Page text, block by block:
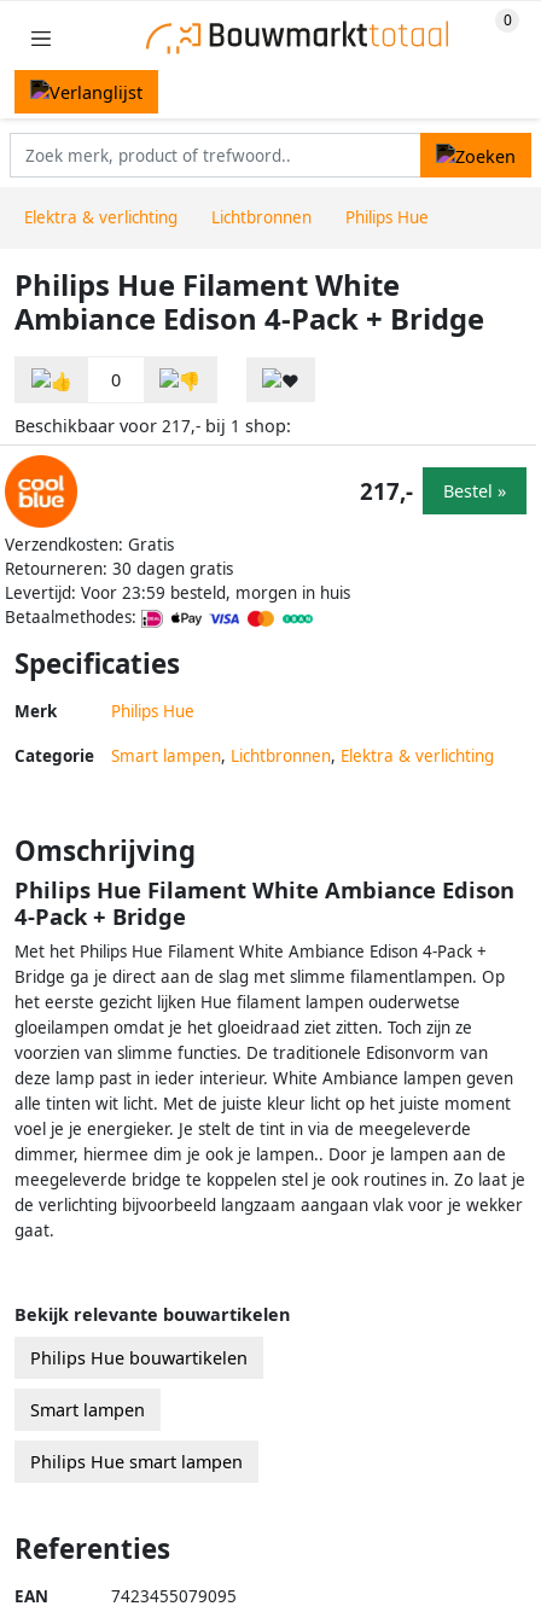
Elektra & verlichting Lichtbronnen Philips Hue
Philips Hue Filament White
Ambiance Edison 4-Pack + Bridge
0
Beschikbaar voor 217,- bij 1 shop:
Verzendkosten: Gratis
Retourneren: 30 dagen gratis
Levertijd: Voor 23:59 besteld, morgen in huis
Betaalmethodes:
217,- Bestel »
Specificaties
Merk Philips Hue
Categorie Smart lampen, Lichtbronnen, Elektra & verlichting
Omschrijving
Philips Hue Filament White Ambiance Edison
4-Pack + Bridge
Met het Philips Hue Filament White Ambiance Edison 4-Pack +
Bridge ga je direct aan de slag met slimme filamentlampen. Op
het eerste gezicht lijken Hue filament lampen ouderwetse
gloeilampen omdat je het gloeidraad ziet zitten. Toch zijn ze
voorzien van slimme functies. De traditionele Edisonvorm van
deze lamp past in ieder interieur. White Ambiance lampen geven
alle tinten wit licht. Met de juiste kleur licht op het juiste moment
voel je je energieker. Je stelt de tint in via de meegeleverde
dimmer, hiermee dim je ook je lampen.. Door je lampen aan de
meegeleverde bridge te koppelen stel je ook routines in. Zo laat je
de verlichting bijvoorbeeld langzaam aangaan vlak voor je wekker
gaat.
Bekijk relevante bouwartikelen
Philips Hue bouwartikelen
Smart lampen
Philips Hue smart lampen
Referenties
EAN 7423455079095